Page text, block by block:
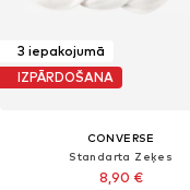
3 iepakojumā
IZPĀRDOŠANA
CONVERSE
Standarta Zeķes
8,90 €